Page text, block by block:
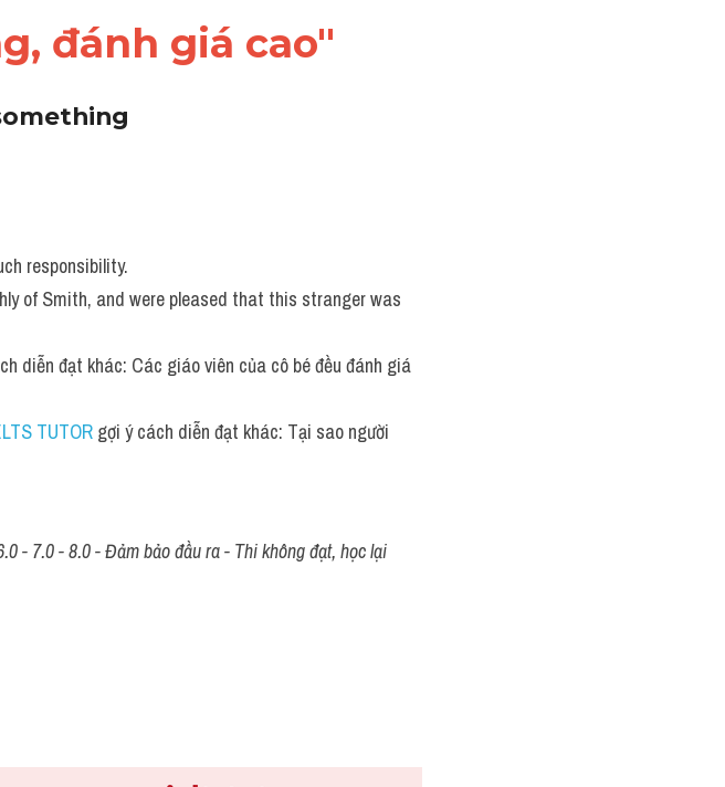
đánh giá cao"
responsibility.
of Smith, and were pleased that this stranger was
diễn đạt khác: Các giáo viên của cô bé đều đánh giá
TUTOR gợi ý cách diễn đạt khác: Tại sao người
- 7.0 - 8.0 - Đảm bảo đầu ra - Thi không đạt, học lại